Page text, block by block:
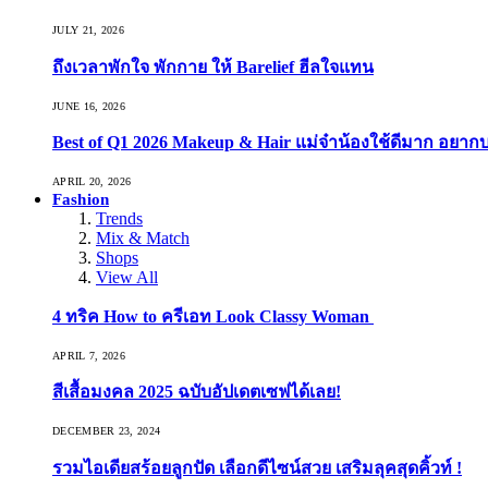
JULY 21, 2026
ถึงเวลาพักใจ พักกาย ให้ Barelief ฮีลใจแทน
JUNE 16, 2026
Best of Q1 2026 Makeup & Hair แม่จ๋าน้องใช้ดีมาก อยาก
APRIL 20, 2026
Fashion
Trends
Mix & Match
Shops
View All
4 ทริค How to ครีเอท Look Classy Woman
APRIL 7, 2026
สีเสื้อมงคล 2025 ฉบับอัปเดตเซฟได้เลย!
DECEMBER 23, 2024
รวมไอเดียสร้อยลูกปัด เลือกดีไซน์สวย เสริมลุคสุดคิ้วท์ !